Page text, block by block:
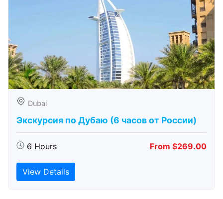
Dubai
Экскурсия по Дубаю (6 часов от России)
6 Hours From $269.00
View Details